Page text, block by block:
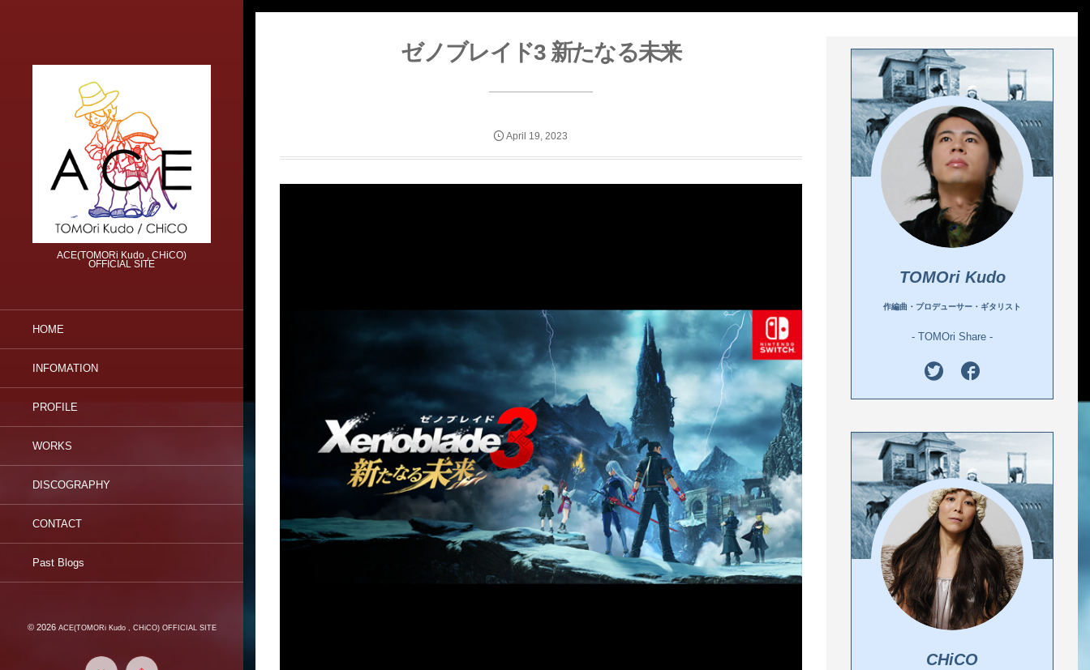
ACE(TOMORi Kudo , CHiCO)
OFFICIAL SITE
HOME
INFOMATION
PROFILE
WORKS
DISCOGRAPHY
CONTACT
Past Blogs
© 2026 ACE(TOMORi Kudo , CHiCO) OFFICIAL SITE
ゼノブレイド3 新たなる未来
April 19, 2023
TOMOri Kudo
作編曲・プロデューサー・ギタリスト
- TOMOri Share -
CHiCO